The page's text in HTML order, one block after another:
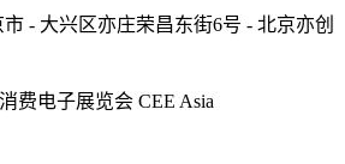
- 大兴区亦庄荣昌东街6号 - 北京亦创
费电子展览会 CEE Asia